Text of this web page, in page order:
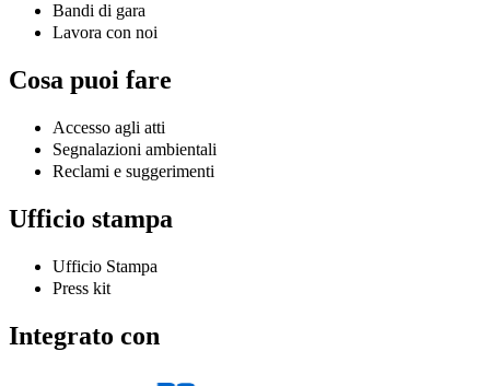
Bandi di gara
Lavora con noi
Cosa puoi fare
Accesso agli atti
Segnalazioni ambientali
Reclami e suggerimenti
Ufficio stampa
Ufficio Stampa
Press kit
Integrato con